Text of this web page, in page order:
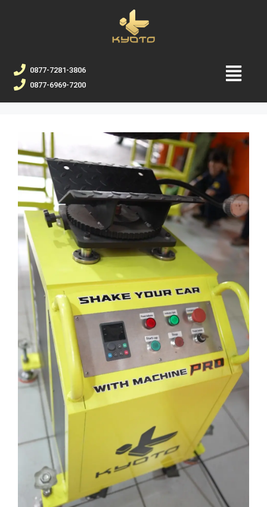
0877-7281-3806
0877-6969-7200